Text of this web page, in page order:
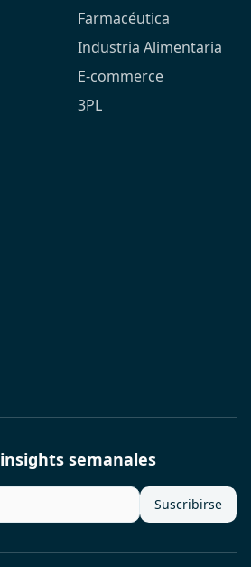
Farmacéutica
Industria Alimentaria
E-commerce
3PL
semanales
Suscribirse